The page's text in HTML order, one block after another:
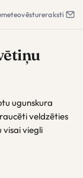
meteovēstureraksti
ugunskura
veldzēties
viegli